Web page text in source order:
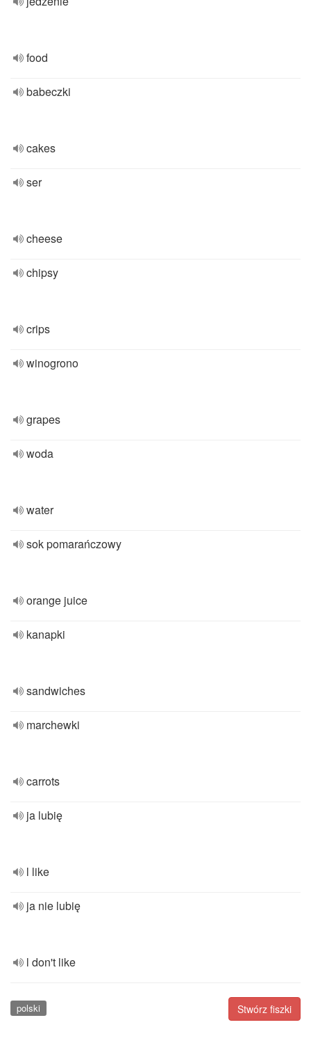
food
babeczki
cakes
ser
cheese
chipsy
crips
winogrono
grapes
woda
water
sok pomarańczowy
orange juice
kanapki
sandwiches
marchewki
carrots
ja lubię
l like
ja nie lubię
l don't like
Stwórz fiszki
polski